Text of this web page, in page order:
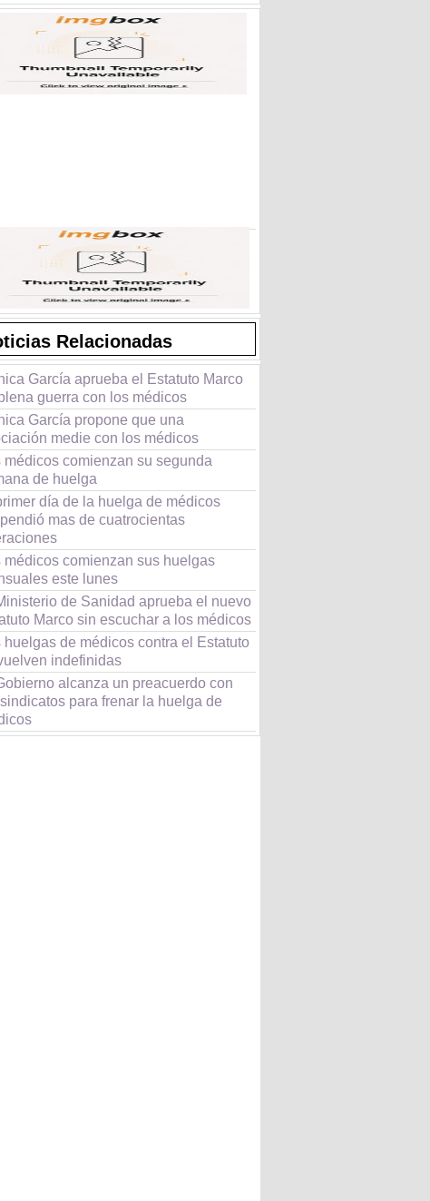
Relacionadas
García aprueba el Estatuto Marco
guerra con los médicos
García propone que una
medie con los médicos
médicos comienzan su segunda
de huelga
día de la huelga de médicos
mas de cuatrocientas
médicos comienzan sus huelgas
este lunes
de Sanidad aprueba el nuevo
Marco sin escuchar a los médicos
huelgas de médicos contra el Estatuto
indefinidas
alcanza un preacuerdo con
sindicatos para frenar la huelga de